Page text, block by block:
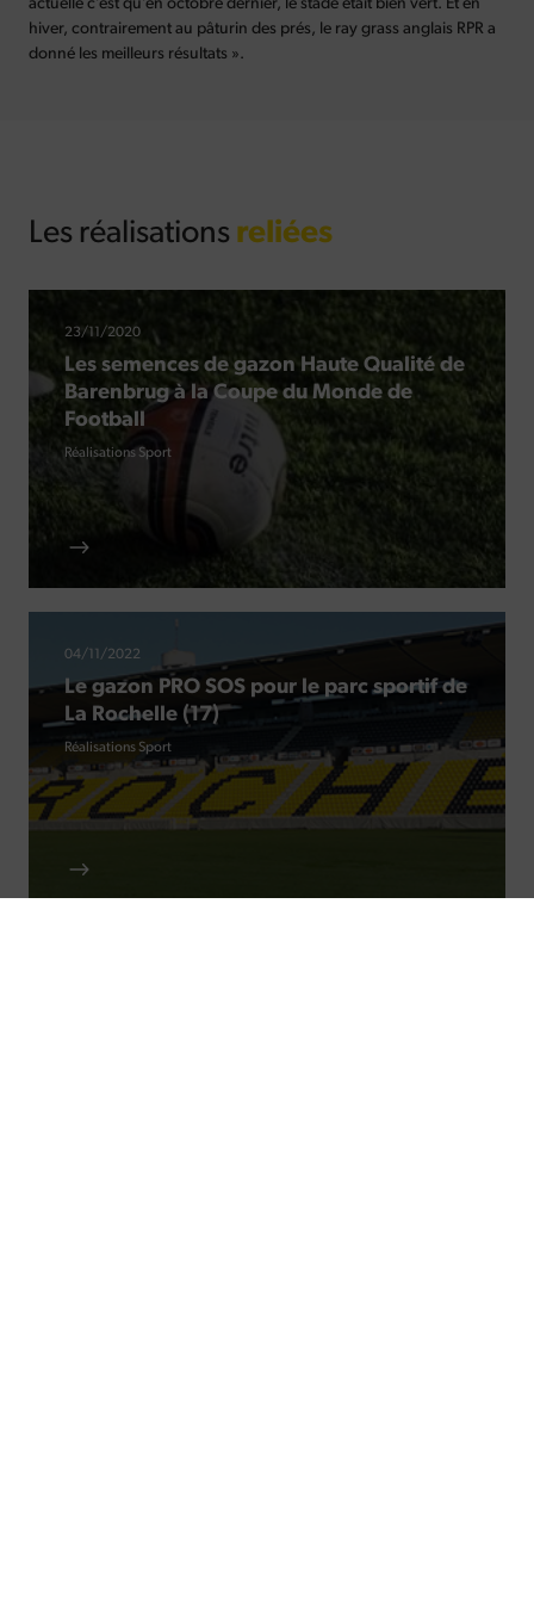
actuelle c’est qu’en octobre dernier, le stade était bien vert. Et en
hiver, contrairement au pâturin des prés, le ray grass anglais RPR a
donné les meilleurs résultats ».
Les réalisations reliées
23/11/2020
Les semences de gazon Haute Qualité de
Barenbrug à la Coupe du Monde de
Football
Réalisations Sport
04/11/2022
Le gazon PRO SOS pour le parc sportif de
La Rochelle (17)
Réalisations Sport